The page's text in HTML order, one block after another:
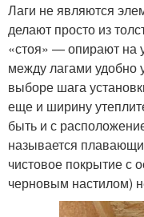
Лаги не являются
делают просто из
«стоя» — опирают на
между лагами удобно
выборе шага
еще и ширину
быть и с
называется
чистовое покрытие с
черновым настилом)